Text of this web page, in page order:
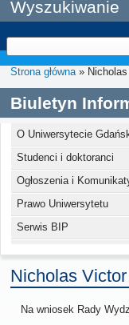
Wyszukiwanie
Strona główna» Nicholas
Biuletyn
O Uniwersytecie
Studenci i doktoranci
Ogłoszenia i
Prawo Uniwersytetu
Serwis BIP
Nicholas
Na wniosek Rady